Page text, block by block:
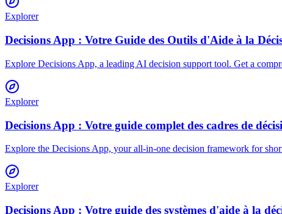
Explorer
Decisions App : Votre Guide des Outils d'Aide à la
Explore Decisions App, a leading AI decision support tool. Get a
Explorer
Decisions App : Votre guide complet des cadres de
Explore the Decisions App, your all-in-one decision framework for
Explorer
Decisions App : Votre guide des systèmes d'aide à la